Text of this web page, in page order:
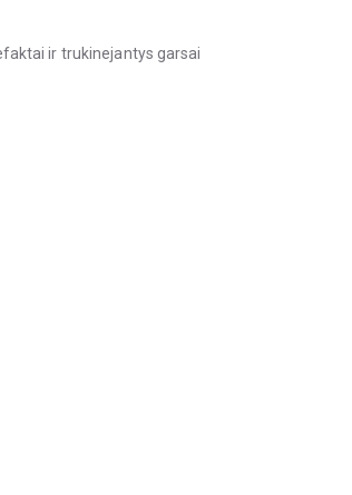
ir trukinejantys garsai